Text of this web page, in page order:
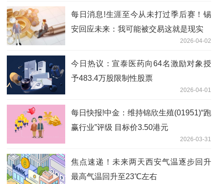
每日消息!生涯至今从未打过季后赛！锡
安回应未来：我可能被交易这就是现实
2026-04-02
今日热议：宣泰医药向64名激励对象授
予483.4万股限制性股票
2026-04-01
每日快报!中金：维持锦欣生殖(01951)“跑
赢行业”评级 目标价3.50港元
2026-03-31
焦点速递！未来两天西安气温逐步回升
最高气温回升至23℃左右